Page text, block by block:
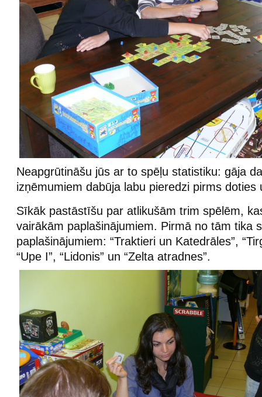
Neapgrūtināšu jūs ar to spēļu statistiku: gāja
izņēmumiem dabūja labu pieredzi pirms doties
Sīkāk pastāstīšu par atlikušām trim spēlēm,
vairākām paplašinājumiem. Pirmā no tām tika
paplašinājumiem: “Traktieri un Katedrāles”,
“Upe I”, “Lidonis” un “Zelta atradnes”.